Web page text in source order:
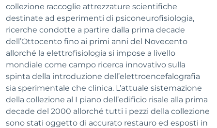
collezione raccoglie attrezzature scientifiche
destinate ad esperimenti di psiconeurofisiologia,
ricerche condotte a partire dalla prima decade
dell’Ottocento fino ai primi anni del Novecento
allorché la elettrofisiologia si impose a livello
mondiale come campo ricerca innovativo sulla
spinta della introduzione dell’elettroencefalografia
sia sperimentale che clinica. L’attuale sistemazione
della collezione al I piano dell’edificio risale alla prima
decade del 2000 allorché tutti i pezzi della collezione
sono stati oggetto di accurato restauro ed esposti in